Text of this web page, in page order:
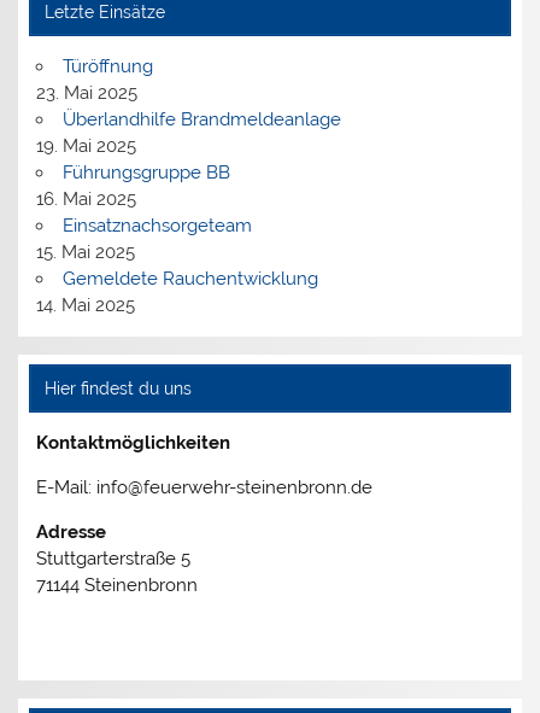
Letzte Einsätze
Türöffnung
23. Mai 2025
Überlandhilfe Brandmeldeanlage
19. Mai 2025
Führungsgruppe BB
16. Mai 2025
Einsatznachsorgeteam
15. Mai 2025
Gemeldete Rauchentwicklung
14. Mai 2025
Hier findest du uns
Kontaktmöglichkeiten
E-Mail: info@feuerwehr-steinenbronn.de
Adresse
Stuttgarterstraße 5
71144 Steinenbronn